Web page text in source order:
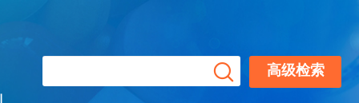
高级检索